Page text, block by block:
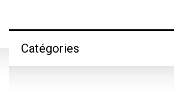
Catégories